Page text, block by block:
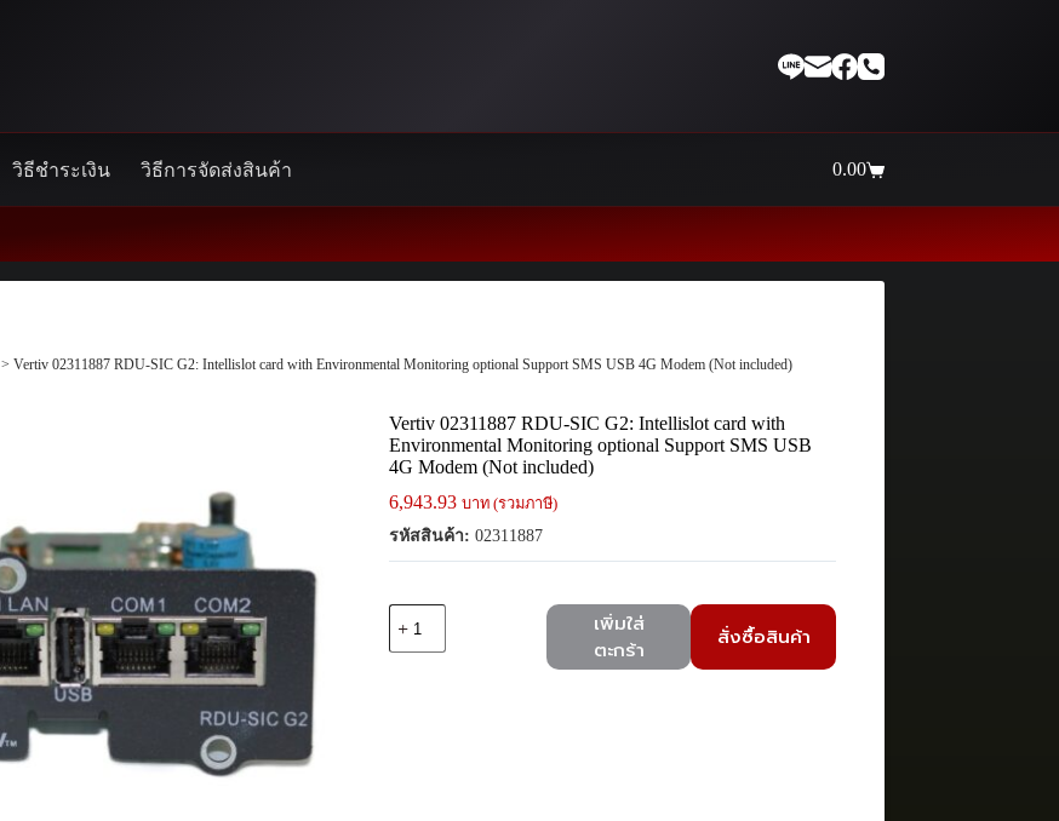
วิธีชำระเงิน วิธีการจัดส่งสินค้า
Shopping
0.00
> Vertiv 02311887 RDU-SIC G2: Intellislot card with Environmental Monitoring optional Support SMS USB 4G Modem (Not included)
Vertiv 02311887 RDU-SIC G2: Intellislot card with
Environmental Monitoring optional Support SMS USB
4G Modem (Not included)
6,943.93 บาท (รวมภาษี)
รหัสสินค้า: 02311887
เพิ่มใส่
ตะกร้า
สั่งซื้อสินค้า